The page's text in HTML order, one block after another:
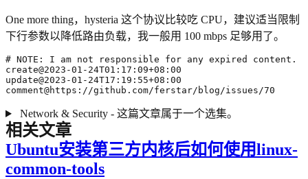
One more thing，hysteria 这个协议比较吃 CPU，建议适当限制
下行参数以降低路由负载，我一般用 100 mbps 足够用了。
comment@https://github.com/ferstar/blog/issues/70
Network & Security - 这篇文章属于一个选集。
相关文章
Ubuntu安装第三方内核后如何使用linux-
common-tools